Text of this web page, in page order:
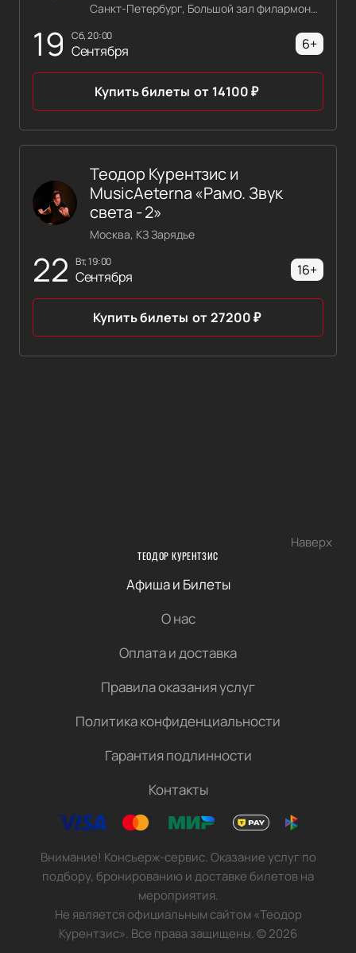
19 сб, 20:00
Сентября
Санкт-Петербург, Большой зал филармонии имени Шостаковича
6+
Купить билеты от 14100₽
22 вт, 19:00
Сентября
Теодор Курентзис и
MusicAeterna «Рамо. Звук
света - 2»
Москва, КЗ Зарядье
16+
Купить билеты от 27200₽
Наверх
ТЕОДОР КУРЕНТЗИС
Афиша и Билеты
О нас
Оплата и доставка
Правила оказания услуг
Политика конфиденциальности
Гарантия подлинности
Контакты
Внимание! Консьерж-сервис. Оказание услуг по
подбору, бронированию и доставке билетов на
мероприятия.
Не является официальным сайтом «Теодор
Курентзис». Все права защищены.©2026